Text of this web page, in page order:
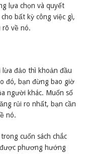
lựa chọn và quyết
bất kỳ công việc gì,
rõ về nó.
đảo thì khoản đầu
đó, bạn đừng bao giờ
người khác. Muốn số
rủi ro nhất, bạn cần
nó.
cuốn sách chắc
được phương hướng